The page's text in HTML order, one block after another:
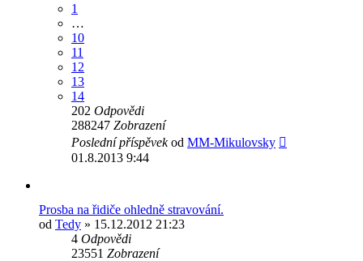
1
…
10
11
12
13
14
202 Odpovědi
288247 Zobrazení
Poslední příspěvekod MM-Mikulovsky
01.8.2013 9:44
Prosba na řidiče ohledně stravování.
od Tedy » 15.12.2012 21:23
4 Odpovědi
23551 Zobrazení